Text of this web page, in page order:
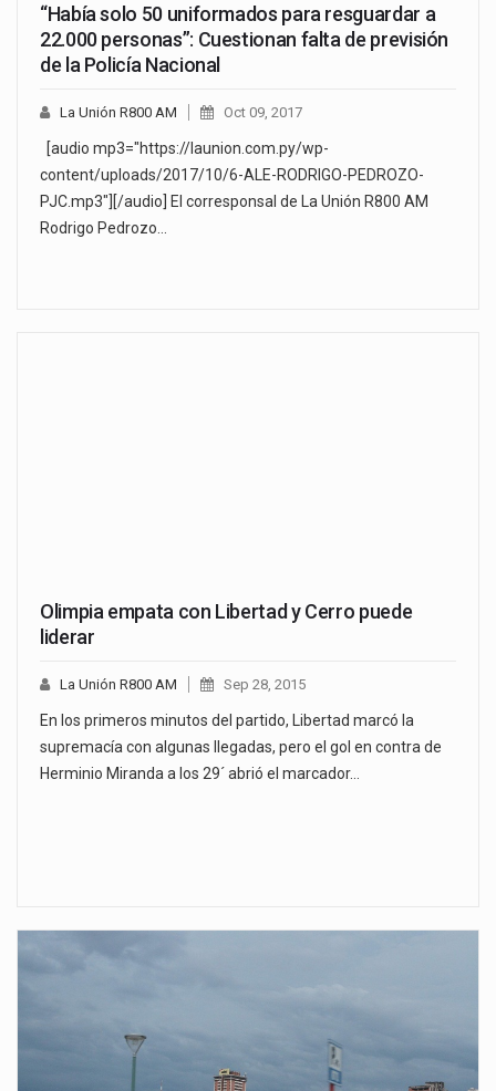
“Había solo 50 uniformados para resguardar a
22.000 personas”: Cuestionan falta de previsión
de la Policía Nacional
La Unión R800 AM Oct 09, 2017
[audio mp3="https://launion.com.py/wp-
content/uploads/2017/10/6-ALE-RODRIGO-PEDROZO-
PJC.mp3"][/audio] El corresponsal de La Unión R800 AM
Rodrigo Pedrozo…
Olimpia empata con Libertad y Cerro puede
liderar
La Unión R800 AM Sep 28, 2015
En los primeros minutos del partido, Libertad marcó la
supremacía con algunas llegadas, pero el gol en contra de
Herminio Miranda a los 29´ abrió el marcador…